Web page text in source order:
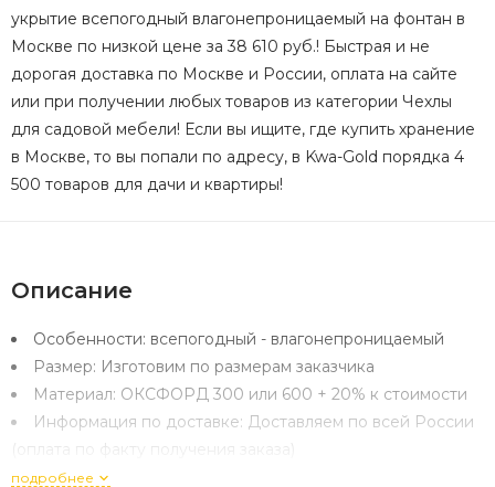
укрытие всепогодный влагонепроницаемый на фонтан в
Москве по низкой цене за 38 610 руб.! Быстрая и не
дорогая доставка по Москве и России, оплата на сайте
или при получении любых товаров из категории Чехлы
для садовой мебели! Если вы ищите, где купить хранение
в Москве, то вы попали по адресу, в Kwa-Gold порядка 4
500 товаров для дачи и квартиры!
Описание
Особенности: всепогодный - влагонепроницаемый
Размер: Изготовим по размерам заказчика
Материал: ОКСФОРД 300 или 600 + 20% к стоимости
Информация по доставке: Доставляем по всей России
(оплата по факту получения заказа)
подробнее